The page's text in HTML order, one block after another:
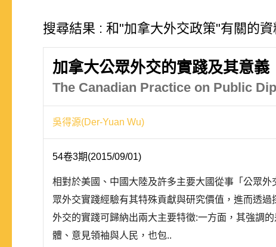
搜尋結果 : 和"加拿大外交政策"有關的
加拿大公眾外交的實踐及其意義
The Canadian Practice on Public
吳得源(Der-Yuan Wu)
54卷3期(2015/09/01)
相對於美國、中國大陸及許多主要大國從事「公眾
眾外交實踐經驗有其特殊貢獻與研究價值，進而透
外交的實踐可歸納出兩大主要特徵:一方面，其強調
體、意見領袖與人民，也包..